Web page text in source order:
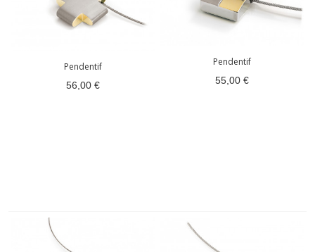
Pendentif
56,00 €
Pendentif
55,00 €